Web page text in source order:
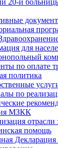
20-й
для
по оплате
политика
по
МЗКК
отрасли
помощь
Декларация